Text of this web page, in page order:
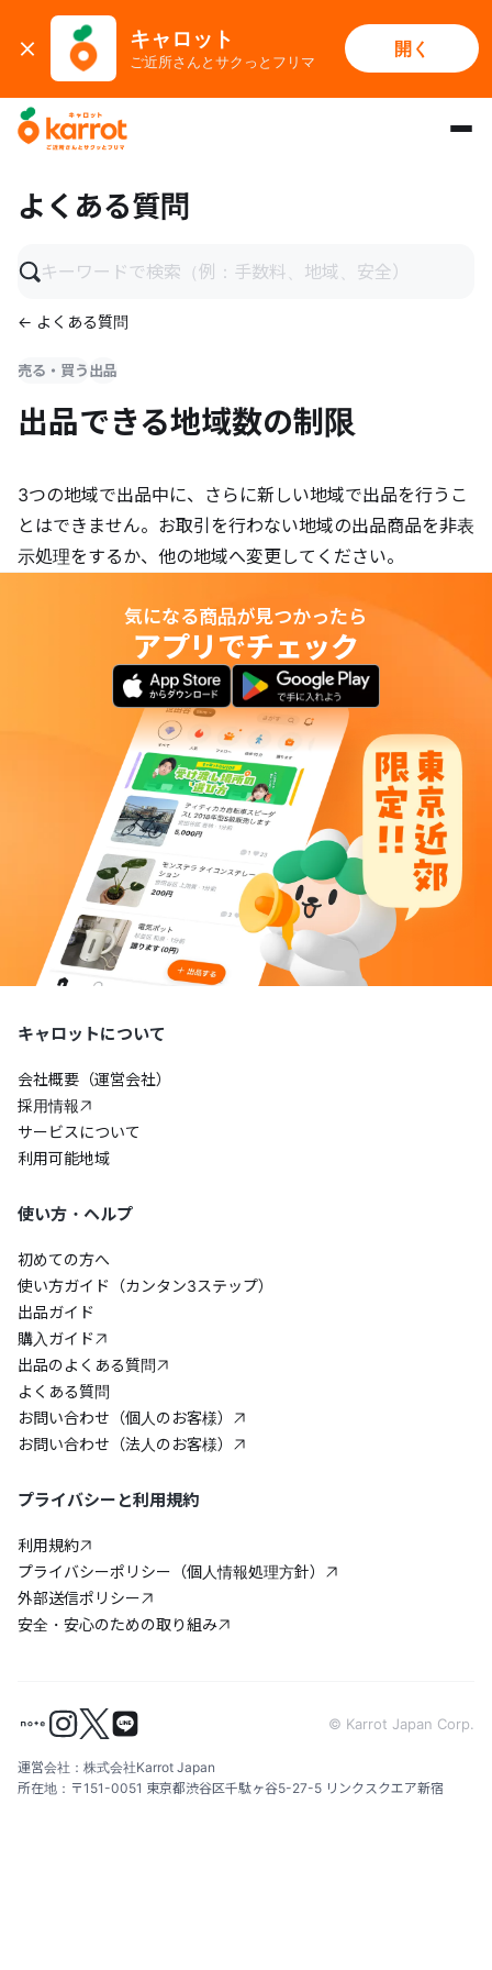
キャロット
ご近所さんとサクっとフリマ
開く
メインコンテンツにスキップ
よくある質問
← よくある質問
売る・買う出品
出品できる地域数の制限
3つの地域で出品中に、さらに新しい地域で出品を行うこ
とはできません。お取引を行わない地域の出品商品を非表
示処理をするか、他の地域へ変更してください。
気になる商品が見つかったら
アプリでチェック
キャロットについて
会社概要（運営会社）
採用情報
サービスについて
利用可能地域
使い方・ヘルプ
初めての方へ
使い方ガイド（カンタン3ステップ）
出品ガイド
購入ガイド
出品のよくある質問
よくある質問
お問い合わせ（個人のお客様）
お問い合わせ（法人のお客様）
プライバシーと利用規約
利用規約
プライバシーポリシー（個人情報処理方針）
外部送信ポリシー
安全・安心のための取り組み
© Karrot Japan Corp.
運営会社：株式会社Karrot Japan
所在地：〒151-0051 東京都渋谷区千駄ヶ谷5-27-5 リンクスクエア新宿